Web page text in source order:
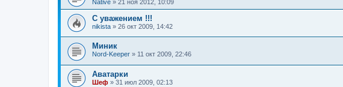
Native » 21 ноя 2012, 10:09
С уважением !!!
nikista » 26 окт 2009, 14:42
Миник
Nord-Keeper » 11 окт 2009, 22:46
Аватарки
Шеф » 31 июл 2009, 02:13